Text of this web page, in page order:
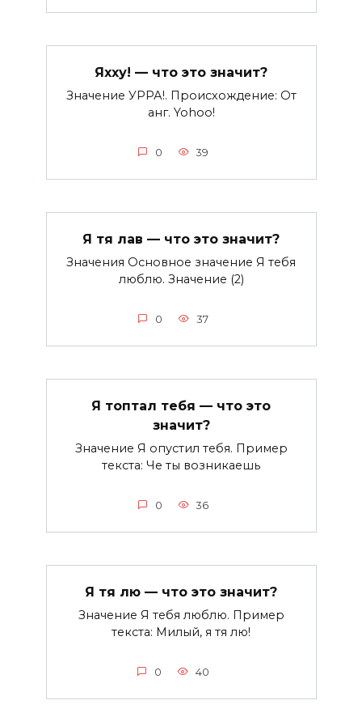
Яхху! — что это значит?
Значение УРРА!. Происхождение: От
анг. Yohoo!
0 39
Я тя лав — что это значит?
Значения Основное значение Я тебя
люблю. Значение (2)
0 37
Я топтал тебя — что это
значит?
Значение Я опустил тебя. Пример
текста: Че ты возникаешь
0 36
Я тя лю — что это значит?
Значение Я тебя люблю. Пример
текста: Милый, я тя лю!
0 40